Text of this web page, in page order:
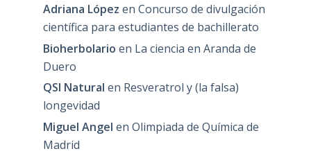
Adriana López en Concurso de divulgación
científica para estudiantes de bachillerato
Bioherbolario en La ciencia en Aranda de
Duero
QSI Natural en Resveratrol y (la falsa)
longevidad
Miguel Angel en Olimpiada de Química de
Madrid